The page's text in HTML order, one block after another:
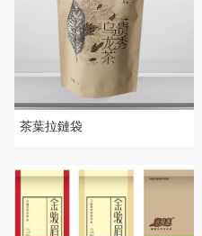
茶葉拉鏈袋